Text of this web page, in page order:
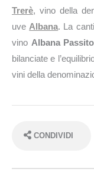
Trerè, vino della
uve Albana. La
vino Albana Passito
bilanciate e
vini della
CONDIVIDI